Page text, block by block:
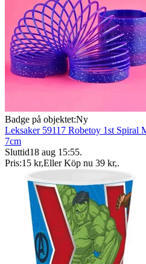
Badge på objektet:Ny
Leksaker 59117 Robetoy 1st Spiral
7cm
Sluttid18 aug 15:55.
Pris:15 kr,Eller Köp nu 39 kr,.